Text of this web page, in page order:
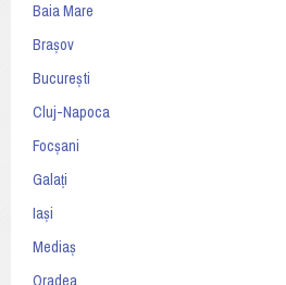
Baia Mare
Brașov
București
Cluj-Napoca
Focșani
Galați
Iași
Mediaș
Oradea